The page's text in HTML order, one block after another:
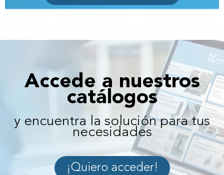
Accede a nuestros
catálogos
y encuentra la solución para tus
necesidades
¡Quiero acceder!